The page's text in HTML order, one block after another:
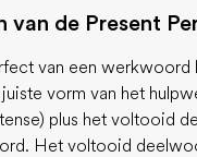
van de Present
van een werkwoord
vorm van het
plus het voltooid
Het voltooid